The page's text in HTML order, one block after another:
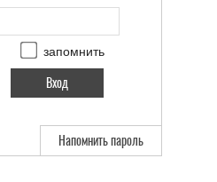
запомнить
Напомнить пароль